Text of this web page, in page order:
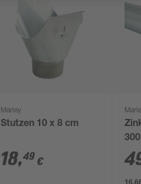
Marley
Stutzen 10 x 8 cm
18,49 €